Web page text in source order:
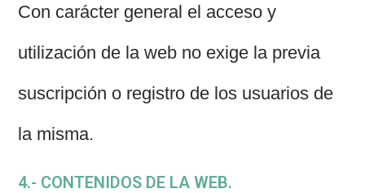
Con carácter general el acceso y
utilización de la web no exige la previa
suscripción o registro de los usuarios de
la misma.
4.- CONTENIDOS DE LA WEB.